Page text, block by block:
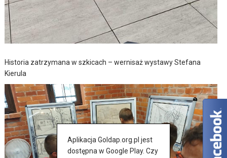
Historia zatrzymana w szkicach – wernisaż wystawy Stefana
Kierula
Aplikacja Goldap.org.pl jest
dostępna w Google Play. Czy